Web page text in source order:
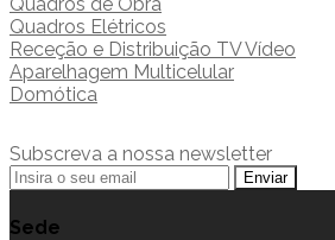
Quadros de Obra
Quadros Elétricos
Receção e Distribuição TV Vídeo
Aparelhagem Multicelular
Domótica
Subscreva a nossa newsletter
Sede